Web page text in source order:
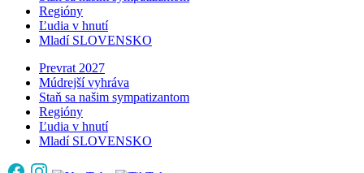
Regióny
Ľudia v hnutí
Mladí SLOVENSKO
Prevrat 2027
Múdrejší vyhráva
Staň sa našim sympatizantom
Regióny
Ľudia v hnutí
Mladí SLOVENSKO